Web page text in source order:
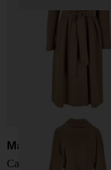
Max Mara
Cappotto in lana